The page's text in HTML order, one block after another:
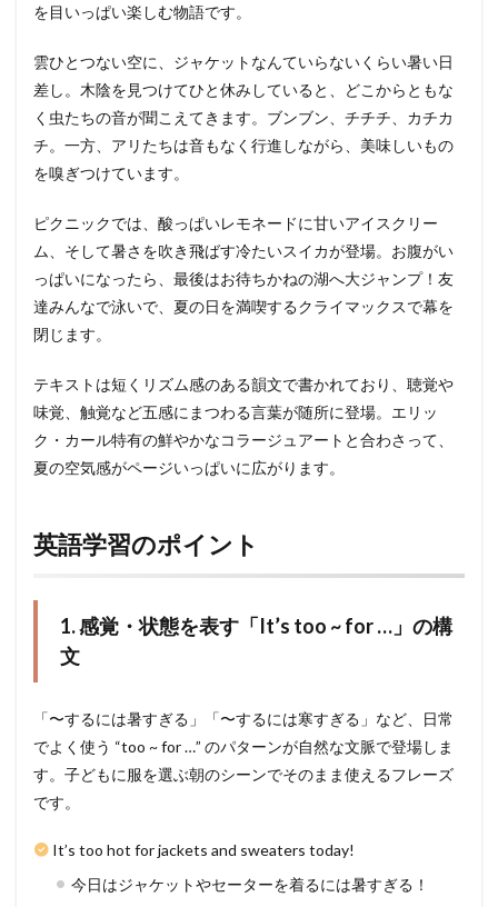
を目いっぱい楽しむ物語です。
雲ひとつない空に、ジャケットなんていらないくらい暑い日
差し。木陰を見つけてひと休みしていると、どこからともな
く虫たちの音が聞こえてきます。ブンブン、チチチ、カチカ
チ。一方、アリたちは音もなく行進しながら、美味しいもの
を嗅ぎつけています。
ピクニックでは、酸っぱいレモネードに甘いアイスクリー
ム、そして暑さを吹き飛ばす冷たいスイカが登場。お腹がい
っぱいになったら、最後はお待ちかねの湖へ大ジャンプ！友
達みんなで泳いで、夏の日を満喫するクライマックスで幕を
閉じます。
テキストは短くリズム感のある韻文で書かれており、聴覚や
味覚、触覚など五感にまつわる言葉が随所に登場。エリッ
ク・カール特有の鮮やかなコラージュアートと合わさって、
夏の空気感がページいっぱいに広がります。
英語学習のポイント
1. 感覚・状態を表す「It’s too ~ for …」の構
文
「〜するには暑すぎる」「〜するには寒すぎる」など、日常
でよく使う “too ~ for …” のパターンが自然な文脈で登場しま
す。子どもに服を選ぶ朝のシーンでそのまま使えるフレーズ
です。
It’s too hot for jackets and sweaters today!
今日はジャケットやセーターを着るには暑すぎる！